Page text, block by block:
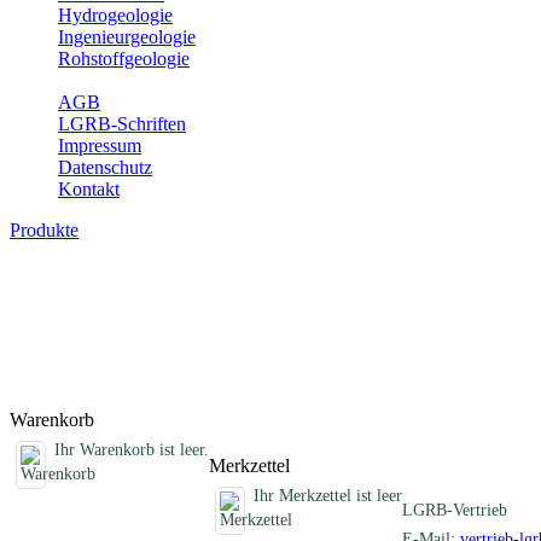
Hydrogeologie
Ingenieurgeologie
Rohstoffgeologie
AGB
LGRB-Schriften
Impressum
Datenschutz
Kontakt
Produkte
Warenkorb
Ihr Warenkorb ist leer.
Merkzettel
Ihr Merkzettel ist leer
LGRB-Vertrieb